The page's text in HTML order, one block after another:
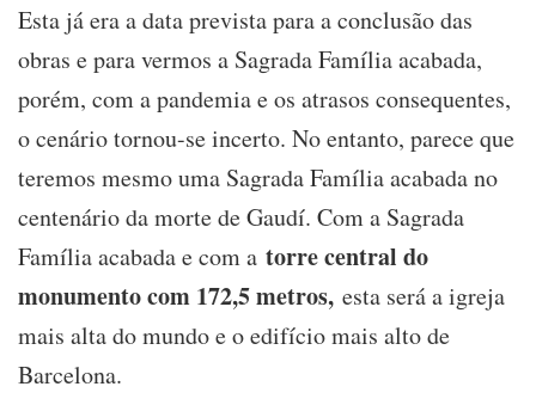
Esta já era a data prevista para a conclusão das
obras e para vermos a Sagrada Família acabada,
porém, com a pandemia e os atrasos consequentes,
o cenário tornou-se incerto. No entanto, parece que
teremos mesmo uma Sagrada Família acabada no
centenário da morte de Gaudí. Com a Sagrada
Família acabada e com a torre central do
monumento com 172,5 metros, esta será a igreja
mais alta do mundo e o edifício mais alto de
Barcelona.